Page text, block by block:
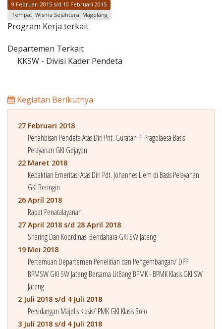
9 Februari 2015 s/d 10 Februari 2015
Tempat: Wisma Sejahtera, Magelang
Program Kerja terkait
Departemen Terkait
KKSW - Divisi Kader Pendeta
Kegiatan Berikutnya
27 Februari 2018
Penahbisan Pendeta Atas Diri Pnt. Guratan P. Pragolaesa Basis
Pelayanan GKI Gejayan
22 Maret 2018
Kebaktian Emeritasi Atas Diri Pdt. Johannes Liem di Basis Pelayanan
GKI Beringin
26 April 2018
Rapat Penatalayanan
27 April 2018 s/d 28 April 2018
Sharing Dan Koordinasi Bendahara GKI SW Jateng
19 Mei 2018
Pertemuan Departemen Penelitian dan Pengembangan/ DPP
BPMSW GKI SW Jateng Bersama LitBang BPMK - BPMK Klasis GKI SW
Jateng
2 Juli 2018 s/d 4 Juli 2018
Persidangan Majelis Klasis/ PMK GKI Klasis Solo
3 Juli 2018 s/d 4 Juli 2018